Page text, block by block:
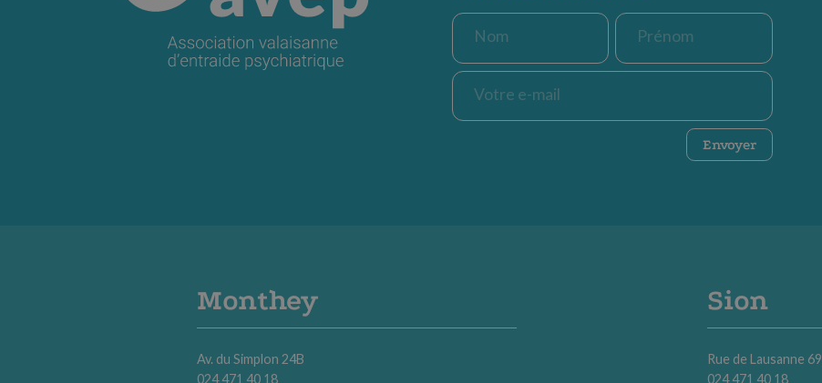
Nom Prénom
E-
mail
*
Envoyer
Monthey
Av. du Simplon 24B
024 471 40 18
Sion
Rue de Lausanne 69
024 471 40 18